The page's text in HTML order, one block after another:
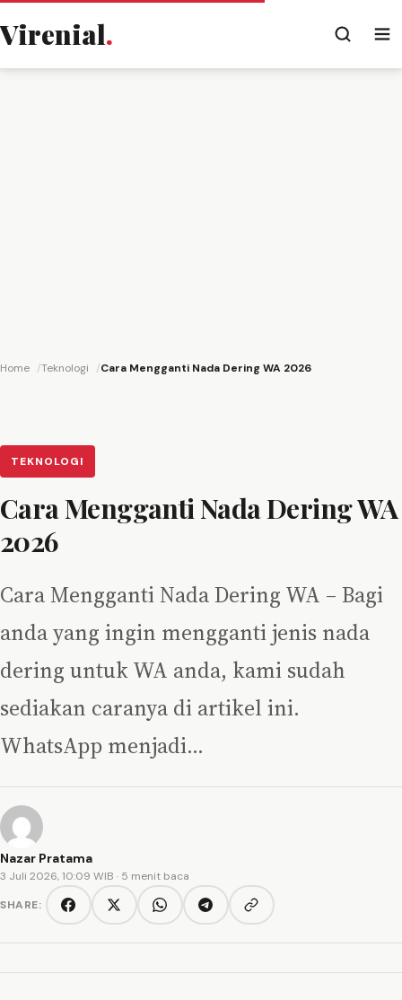
Virenial.
Home Teknologi Cara Mengganti Nada Dering WA 2026
TEKNOLOGI
Cara Mengganti Nada Dering WA
2026
Cara Mengganti Nada Dering WA – Bagi
anda yang ingin mengganti jenis nada
dering untuk WA anda, kami sudah
sediakan caranya di artikel ini.
WhatsApp menjadi…
Nazar Pratama
3 Juli 2026, 10:09 WIB · 5 menit baca
SHARE:
FacebookTwitter/XWhatsAppTelegramCopy link